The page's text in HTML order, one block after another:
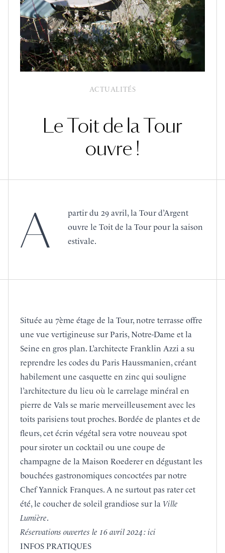
ACTUALITÉS
Le Toit de la Tour
ouvre !
A
partir du 29 avril, la Tour d’Argent
ouvre le Toit de la Tour pour la saison
estivale.
Située au 7ème étage de la Tour, notre terrasse offre
une vue vertigineuse sur Paris, Notre-Dame et la
Seine en gros plan. L’architecte Franklin Azzi a su
reprendre les codes du Paris Haussmanien, créant
habilement une casquette en zinc qui souligne
l’architecture du lieu où le carrelage minéral en
pierre de Vals se marie merveilleusement avec les
toits parisiens tout proches. Bordée de plantes et de
fleurs, cet écrin végétal sera votre nouveau spot
pour siroter un cocktail ou une coupe de
champagne de la Maison Roedereren dégustant les
bouchées gastronomiques concoctées par notre
Chef Yannick Franques. A ne surtout pas rater cet
été, le coucher de soleil grandiose sur la Ville
Lumière.
Réservations ouvertes le 16 avril 2024 :ici
INFOS PRATIQUES